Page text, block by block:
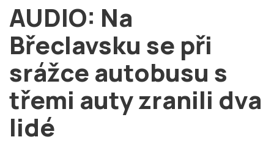
# Brno
# volby
login PŘIHLÁSIT SE
Zapomněli jste heslo?
AUDIO: Na
Břeclavsku se při
srážce autobusu s
třemi auty zranili dva
lidé